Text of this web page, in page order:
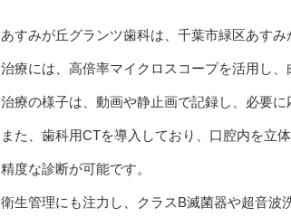
あすみが丘グランツ歯科は、千葉市緑区あす
治療には、高倍率マイクロスコープを活用し
治療の様子は、動画や静止画で記録し、必要
また、歯科用CTを導入しており、口腔内を立
精度な診断が可能です。
衛生管理にも注力し、クラスB滅菌器や超音波